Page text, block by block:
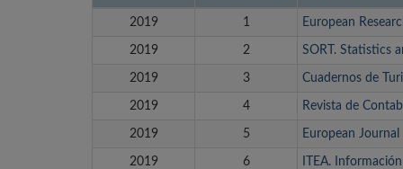
2019 1 European
2019 2 SORT. Statistics
2019 3 Cuadernos de
2019 4 Revista de
2019 5 European
2019 6 ITEA.